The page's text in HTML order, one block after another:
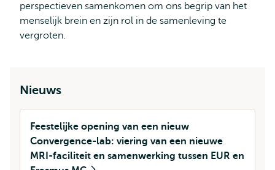
perspectieven samenkomen om ons begrip van het
menselijk brein en zijn rol in de samenleving te
vergroten.
Nieuws
Feestelijke opening van een nieuw
Convergence-lab: viering van een nieuwe
MRI-faciliteit en samenwerking tussen EUR en